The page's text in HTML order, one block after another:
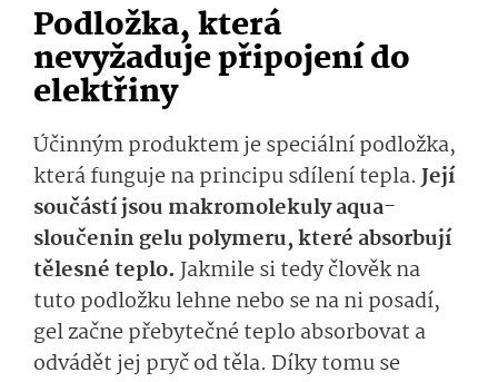
Podložka, která
nevyžaduje připojení do
elektřiny
Účinným produktem je speciální podložka,
která funguje na principu sdílení tepla.Její
součástí jsou makromolekuly aqua-
sloučenin gelu polymeru, které absorbují
tělesné teplo.Jakmile si tedy člověk na
tuto podložku lehne nebo se na ni posadí,
gel začne přebytečné teplo absorbovat a
odvádět jej pryč od těla. Díky tomu se